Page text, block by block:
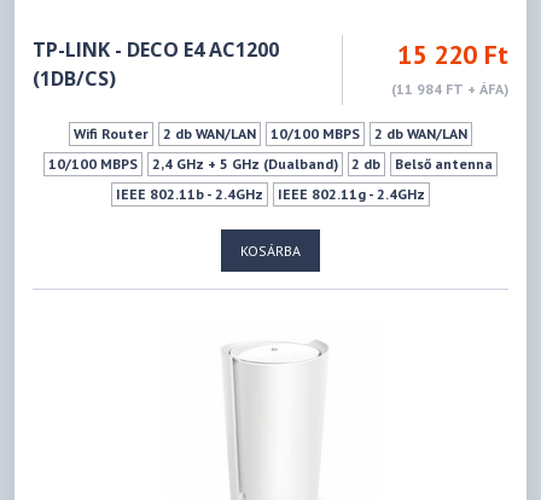
TP-LINK - DECO E4 AC1200
(1DB/CS)
15 220 Ft
(11 984 FT + ÁFA)
Wifi Router 2 db WAN/LAN 10/100 MBPS
2 db WAN/LAN
10/100 MBPS
2,4 GHz + 5 GHz (Dualband) 2 db
Belső antenna
IEEE 802.11b - 2.4GHz
IEEE 802.11g - 2.4GHz
300Mbps 867Mbps
KOSÁRBA